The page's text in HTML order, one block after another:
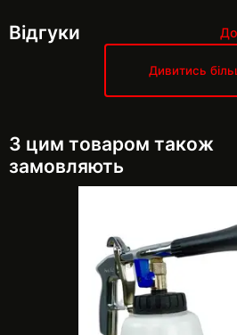
Відгуки
Дивитись
З цим товаром також
замовляють